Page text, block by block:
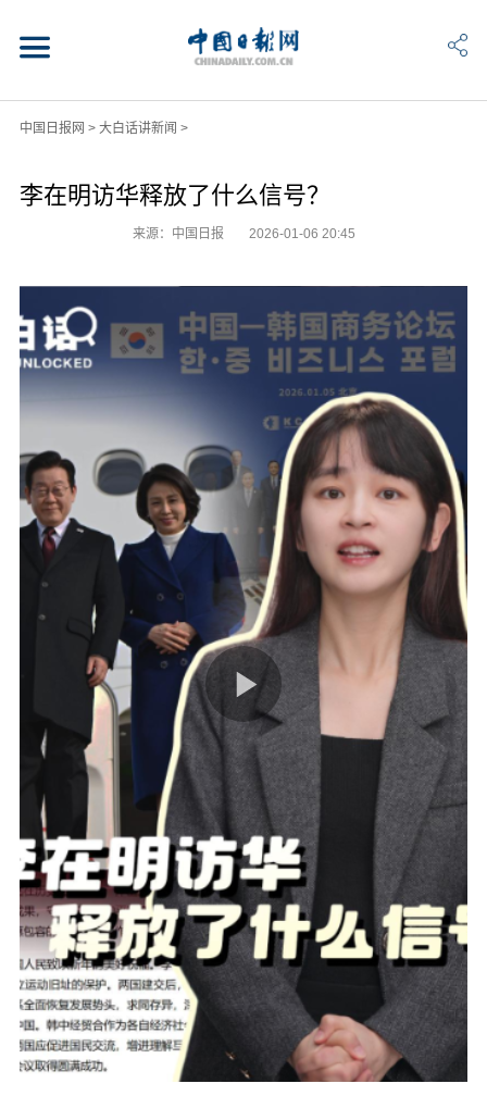
中国日报网 > 大白话讲新闻 >
李在明访华释放了什么信号？
来源：中国日报 2026-01-06 20:45